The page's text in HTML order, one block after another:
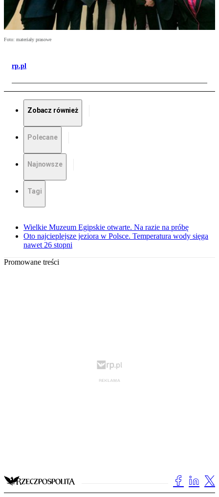
Foto: materiały prasowe
rp.pl
Zobacz również
Polecane
Najnowsze
Tagi
Wielkie Muzeum Egipskie otwarte. Na razie na próbę
Oto najcieplejsze jeziora w Polsce. Temperatura wody sięga
nawet 26 stopni
Promowane treści